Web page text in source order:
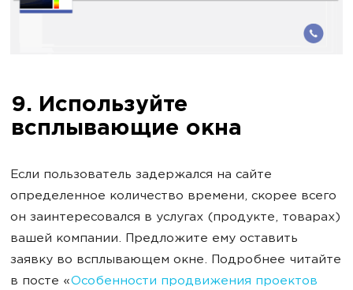
9. Используйте
всплывающие окна
Если пользователь задержался на сайте
определенное количество времени, скорее всего
он заинтересовался в услугах (продукте, товарах)
вашей компании. Предложите ему оставить
заявку во всплывающем окне. Подробнее читайте
в посте «Особенности продвижения проектов